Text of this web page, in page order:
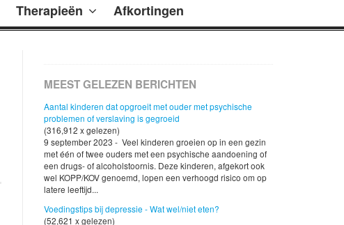
Therapieën Afkortingen
MEEST GELEZEN BERICHTEN
Aantal kinderen dat opgroeit met ouder met psychische
problemen of verslaving is gegroeid
(316,912 x gelezen)
9 september 2023 - Veel kinderen groeien op in een gezin
met één of twee ouders met een psychische aandoening of
een drugs- of alcoholstoornis. Deze kinderen, afgekort ook
wel KOPP/KOV genoemd, lopen een verhoogd risico om op
latere leeftijd...
Voedingstips bij depressie - Wat wel/niet eten?
(52,621 x gelezen)